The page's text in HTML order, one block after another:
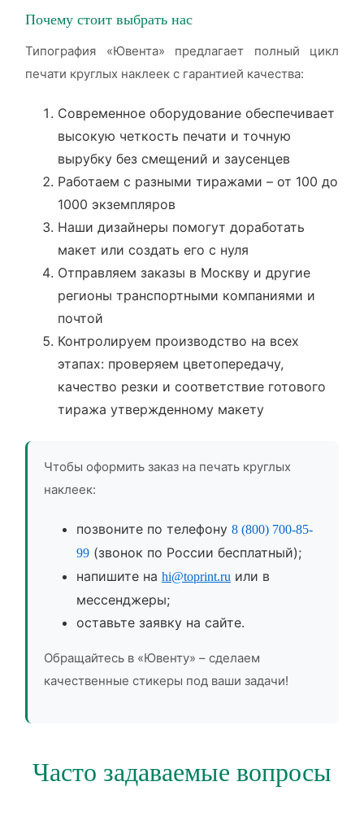
Почему стоит выбрать нас
Типография «Ювента» предлагает полный цикл
печати круглых наклеек с гарантией качества:
Современное оборудование обеспечивает
высокую четкость печати и точную
вырубку без смещений и заусенцев
Работаем с разными тиражами – от 100 до
1000 экземпляров
Наши дизайнеры помогут доработать
макет или создать его с нуля
Отправляем заказы в Москву и другие
регионы транспортными компаниями и
почтой
Контролируем производство на всех
этапах: проверяем цветопередачу,
качество резки и соответствие готового
тиража утвержденному макету
Чтобы оформить заказ на печать круглых
наклеек:
позвоните по телефону 8 (800) 700-85-
99 (звонок по России бесплатный);
напишите на hi@toprint.ru или в
мессенджеры;
оставьте заявку на сайте.
Обращайтесь в «Ювенту» – сделаем
качественные стикеры под ваши задачи!
Часто задаваемые вопросы